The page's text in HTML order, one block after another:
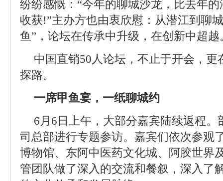
纷纷感慨：“今年的聊城沙龙，比去年
收获!”主办方也由衷欣慰：从潜江到聊
鱼”，论坛在传承中升级，在创新中超越
中国直销50人论坛，不止于开会，
探路。
一席甲鱼宴，一纸聊城约
6月6日上午，大部分嘉宾陆续返程
司总部进行专题参访。嘉宾们依次参观
博物馆、东阿中医药文化城、阿胶世界
管团队做了深入的交流和餐叙，深入了